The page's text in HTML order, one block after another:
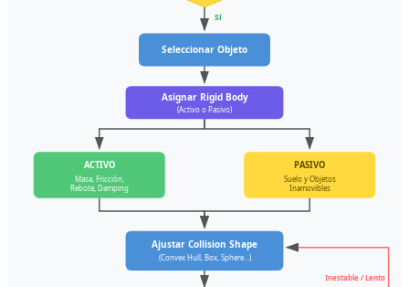
Sí
Seleccionar Objeto
Asignar Rigid Body
(Activo o Pasivo)
ACTIVO
Masa, Fricción,
Rebote, Damping
PASIVO
Suelo y Objetos
Inamovibles
Ajustar Collision Shape
(Convex Hull, Box, Sphere...)
Inestable / Lento